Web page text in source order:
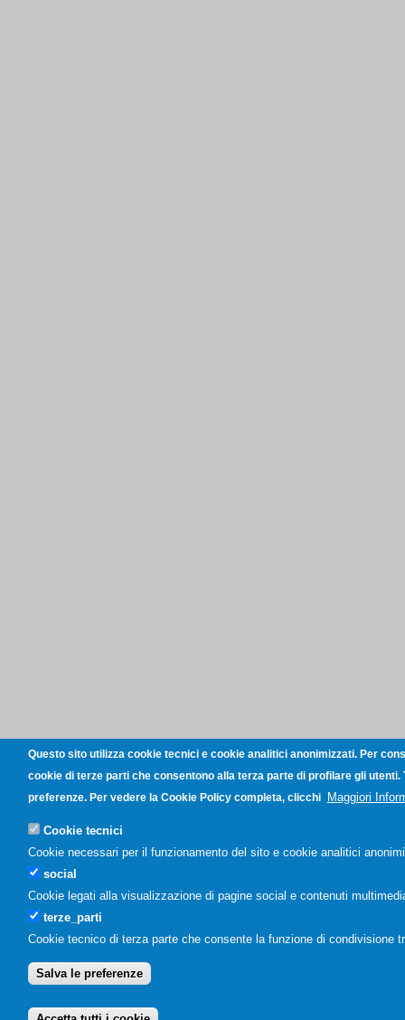
Questo sito utilizza cookie tecnici e cookie analitici anonimizzati. Per
cookie di terze parti che consentono alla terza parte di profilare gli
preferenze. Per vedere la Cookie Policy completa, clicchi
Maggiori
Cookie tecnici
Cookie necessari per il funzionamento del sito e cookie analitici
social
Cookie legati alla visualizzazione di pagine social e contenuti
terze_parti
Cookie tecnico di terza parte che consente la funzione di condivisione
Salva le preferenze